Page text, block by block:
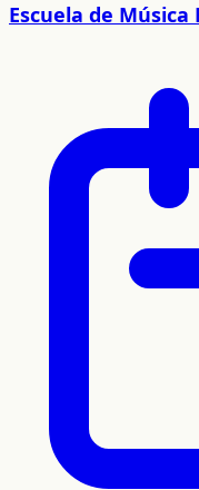
Escuela de